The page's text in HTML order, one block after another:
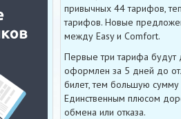
привычных 44 тарифов,
тарифов. Новые
между Easy и Comfort.
Первые три тарифа будут
оформлен за 5 дней до
билет, тем большую сумму
Единственным плюсом
обмена или отказа.